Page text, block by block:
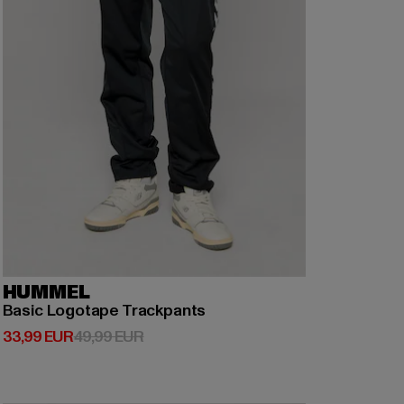
HUMMEL
Basic Logotape Trackpants
33,99 EUR
Ajankohtainen hinta: 33,99 EUR
49,99 EURKampanjahinta: 49,99 EUR